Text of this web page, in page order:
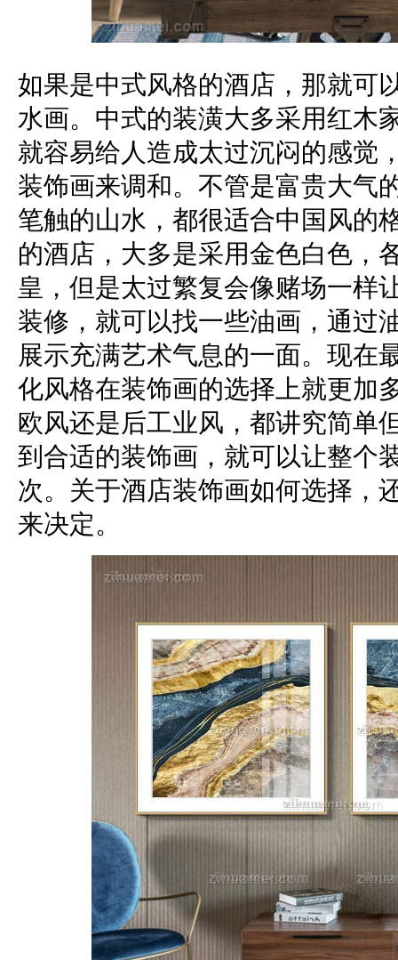
如果是中式风格的酒店，那就可
水画。中式的装潢大多采用红木
就容易给人造成太过沉闷的感觉
装饰画来调和。不管是富贵大气
笔触的山水，都很适合中国风的
的酒店，大多是采用金色白色，
皇，但是太过繁复会像赌场一样
装修，就可以找一些油画，通过
展示充满艺术气息的一面。现在
化风格在装饰画的选择上就更加
欧风还是后工业风，都讲究简单
到合适的装饰画，就可以让整个
次。关于酒店装饰画如何选择，
来决定。